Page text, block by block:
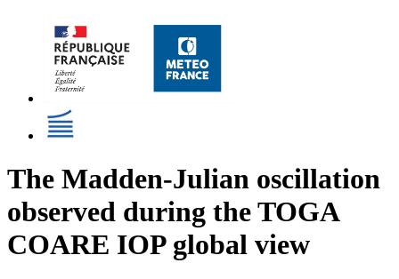
The Madden-Julian oscillation
observed during the TOGA
COARE IOP global view